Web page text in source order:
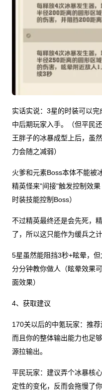
实话实说：3星的时装可以
中后期玩家入手。（但平民
王胖子的冰暴成型上后，虽
力会随之减弱）
火爹和元素Boss本体不能被
精英怪来"间接"触发控制效
时装技能控制Boss）
不过精英最终还是会先死，
了，所以这只能作为缓兵之
5星虽然能阻挡3秒+眩晕，
分分钟教你做人（眩晕效果
面效果）
4、获取建议
170关以后的中氪玩家：推
而且你的整体输出能力也足
源拉输出。
平民玩家：建议弄个冰暴核
定性的变化，反而会拖慢了你